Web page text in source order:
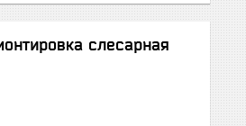
слесарная